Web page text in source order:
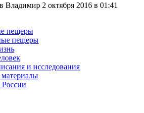
Владимир 2 октября 2016 в 01:41
пещеры
пещеры
и исследования